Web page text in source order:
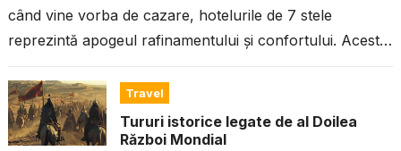
când vine vorba de cazare, hotelurile de 7 stele
reprezintă apogeul rafinamentului și confortului. Aceste
Travel
Tururi istorice legate de al Doilea
Război Mondial